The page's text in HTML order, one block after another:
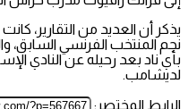
يذكر أن العديد من التقارير،
نجم المنتخب الفرنسي السابق،
بأي ناد بعد رحيله عن النادي
لديشامب.
الرابط المختصر: